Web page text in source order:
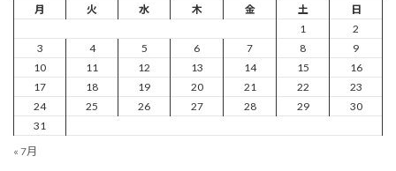
月
火 水 木 金 土
日
1
2
3
4 5 6 7 8
9
10
11 12 13 14 15
16
17
18 19 20 21 22
23
24
25 26 27 28 29
30
31
« 7月